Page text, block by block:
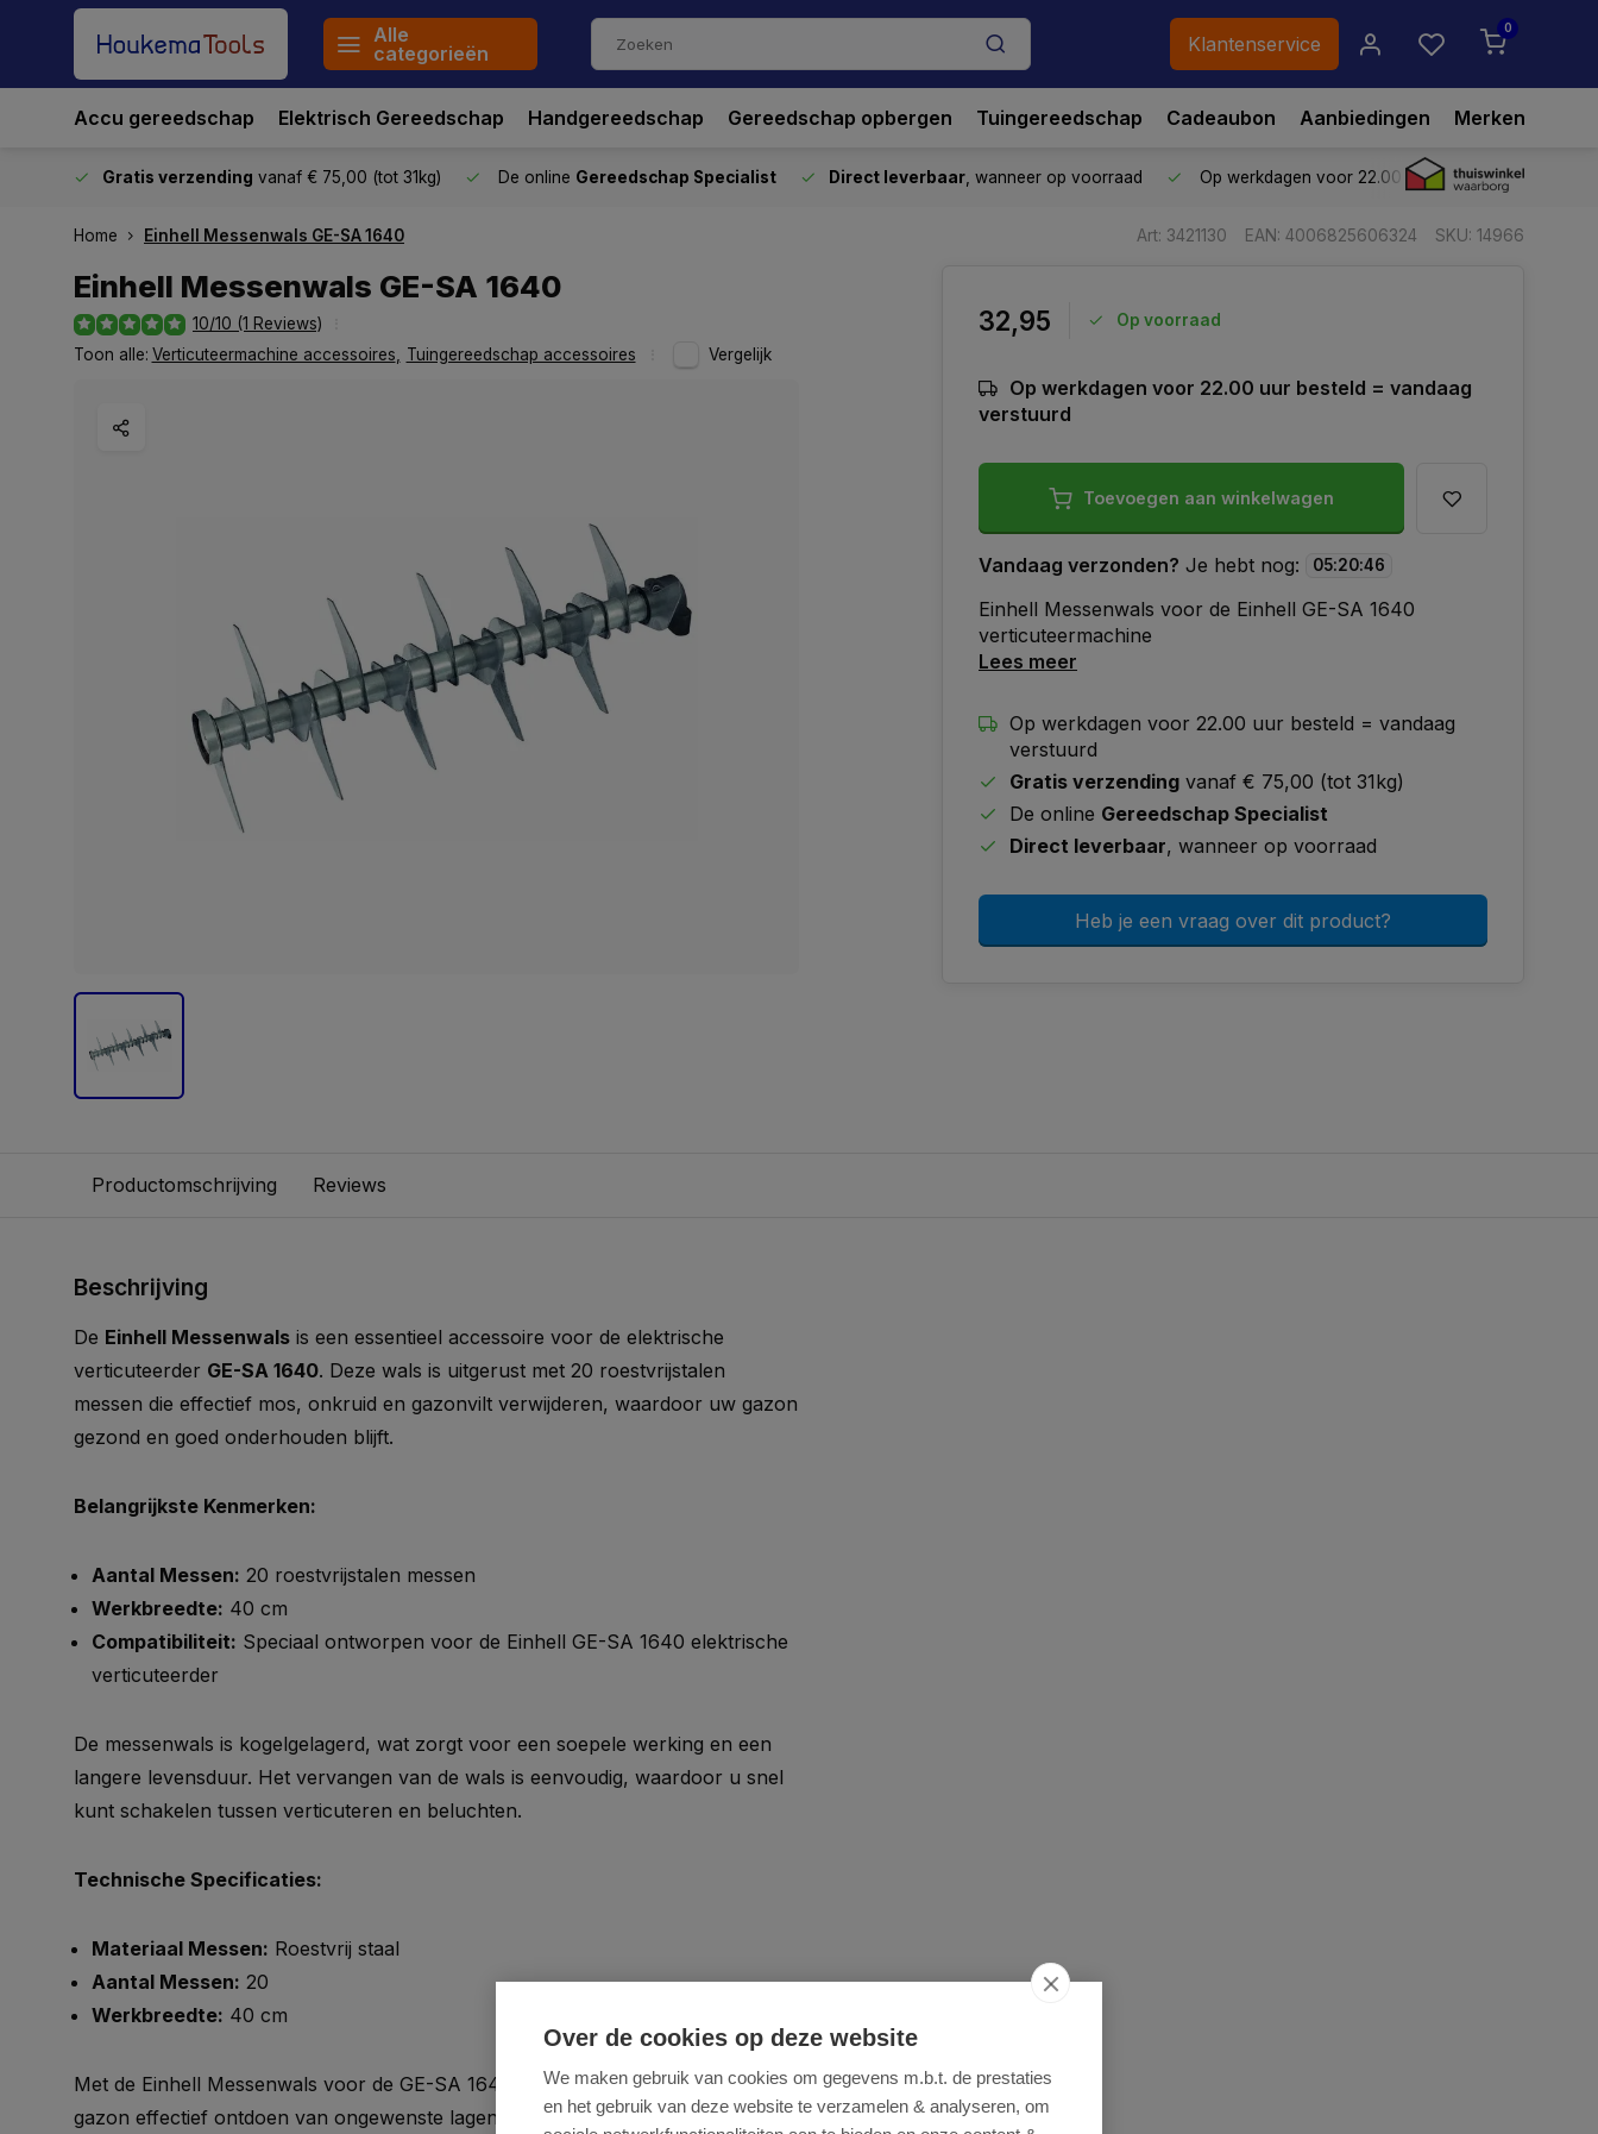
Alle
categorieën
Klantenservice
0
Accu gereedschap Elektrisch Gereedschap Handgereedschap Gereedschap opbergen Tuingereedschap Cadeaubon Aanbiedingen Merken
Gratis verzending vanaf € 75,00 (tot 31kg) De online Gereedschap Specialist Direct leverbaar , wanneer op voorraad Op werkdagen voor 22.00 uur besteld,vandaag
Home Einhell Messenwals GE-SA 1640 Art: 3421130 EAN: 4006825606324 SKU: 14966
Einhell Messenwals GE-SA 1640
10/10 (1 Reviews)
Toon alle: Verticuteermachine accessoires Tuingereedschap accessoires Vergelijk
32,95 Op voorraad
Op werkdagen voor 22.00 uur besteld = vandaag
verstuurd
Toevoegen aan winkelwagen
Vandaag verzonden? Je hebt nog: 05:20:45
Einhell Messenwals voor de Einhell GE-SA 1640
verticuteermachine
Lees meer
Op werkdagen voor 22.00 uur besteld = vandaag
verstuurd
Gratis verzending vanaf € 75,00 (tot 31kg)
De online Gereedschap Specialist
Direct leverbaar, wanneer op voorraad
Heb je een vraag over dit product?
Productomschrijving Reviews
Beschrijving
De Einhell Messenwals is een essentieel accessoire voor de elektrische
verticuteerder GE-SA 1640. Deze wals is uitgerust met 20 roestvrijstalen
messen die effectief mos, onkruid en gazonvilt verwijderen, waardoor uw gazon
gezond en goed onderhouden blijft.
Belangrijkste Kenmerken:
Aantal Messen: 20 roestvrijstalen messen
Werkbreedte: 40 cm
Compatibiliteit: Speciaal ontworpen voor de Einhell GE-SA 1640 elektrische
verticuteerder
De messenwals is kogelgelagerd, wat zorgt voor een soepele werking en een
langere levensduur. Het vervangen van de wals is eenvoudig, waardoor u snel
kunt schakelen tussen verticuteren en beluchten.
Technische Specificaties:
Materiaal Messen: Roestvrij staal
Aantal Messen: 20
Werkbreedte: 40 cm
Met de Einhell Messenwals voor de GE-SA 1640 verticuteerder kunt u uw
gazon effectief ontdoen van ongewenste lagen en de gezondheid van het gras
Over de cookies op deze website
We maken gebruik van cookies om gegevens m.b.t. de prestaties
en het gebruik van deze website te verzamelen & analyseren, om